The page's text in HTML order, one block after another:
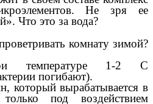
Не зря ее
Что это за вода?
комнату зимой?
1-2 С
погибают).
который вырабатывается в
под воздействием